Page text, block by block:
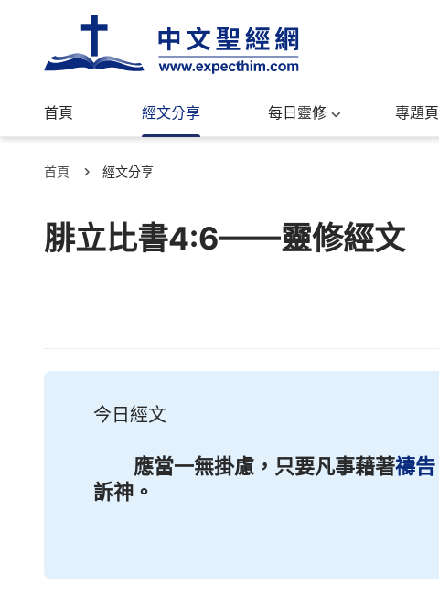
首頁 經文分享 每日靈修 專題頁
首頁 經文分享
腓立比書4:6——靈修經文
今日經文
應當一無掛慮，只要凡事藉著禱告
訴神。